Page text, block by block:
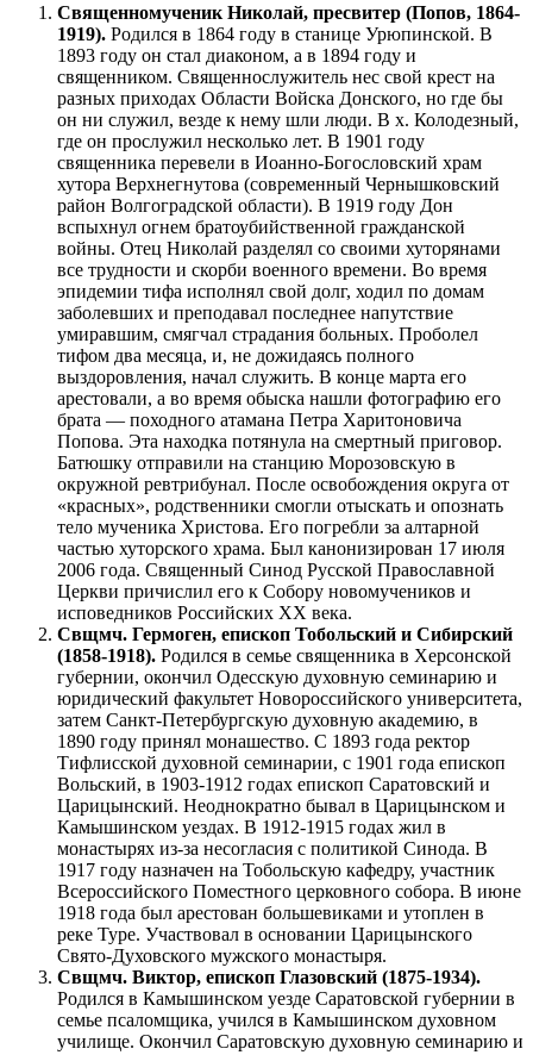
Священномученик Николай, пресвитер (Попов, 1864-
1919). Родился в 1864 году в станице Урюпинской. В
1893 году он стал диаконом, а в 1894 году и
священником. Священнослужитель нес свой крест на
разных приходах Области Войска Донского, но где бы
он ни служил, везде к нему шли люди. В х. Колодезный,
где он прослужил несколько лет. В 1901 году
священника перевели в Иоанно-Богословский храм
хутора Верхнегнутова (современный Чернышковский
район Волгоградской области). В 1919 году Дон
вспыхнул огнем братоубийственной гражданской
войны. Отец Николай разделял со своими хуторянами
все трудности и скорби военного времени. Во время
эпидемии тифа исполнял свой долг, ходил по домам
заболевших и преподавал последнее напутствие
умиравшим, смягчал страдания больных. Проболел
тифом два месяца, и, не дожидаясь полного
выздоровления, начал служить. В конце марта его
арестовали, а во время обыска нашли фотографию его
брата — походного атамана Петра Харитоновича
Попова. Эта находка потянула на смертный приговор.
Батюшку отправили на станцию Морозовскую в
окружной ревтрибунал. После освобождения округа от
«красных», родственники смогли отыскать и опознать
тело мученика Христова. Его погребли за алтарной
частью хуторского храма. Был канонизирован 17 июля
2006 года. Священный Синод Русской Православной
Церкви причислил его к Собору новомучеников и
исповедников Российских XX века.
Свщмч. Гермоген, епископ Тобольский и Сибирский
(1858-1918). Родился в семье священника в Херсонской
губернии, окончил Одесскую духовную семинарию и
юридический факультет Новороссийского университета,
затем Санкт-Петербургскую духовную академию, в
1890 году принял монашество. С 1893 года ректор
Тифлисской духовной семинарии, с 1901 года епископ
Вольский, в 1903-1912 годах епископ Саратовский и
Царицынский. Неоднократно бывал в Царицынском и
Камышинском уездах. В 1912-1915 годах жил в
монастырях из-за несогласия с политикой Синода. В
1917 году назначен на Тобольскую кафедру, участник
Всероссийского Поместного церковного собора. В июне
1918 года был арестован большевиками и утоплен в
реке Туре. Участвовал в основании Царицынского
Свято-Духовского мужского монастыря.
Свщмч. Виктор, епископ Глазовский (1875-1934).
Родился в Камышинском уезде Саратовской губернии в
семье псаломщика, учился в Камышинском духовном
училище. Окончил Саратовскую духовную семинарию и